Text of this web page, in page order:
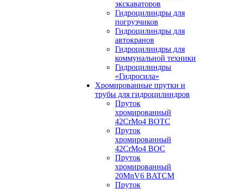
экскаваторов
Гидроцилиндры для
погрузчиков
Гидроцилиндры для
автокранов
Гидроцилиндры для
коммунальной техники
Гидроцилиндры
«Гидросила»
Хромированные прутки и
трубы для гидроцилиндров
Пруток
хромированный
42CrMo4 BOTC
Пруток
хромированный
42CrMo4 BOC
Пруток
хромированный
20MnV6 BATCM
Пруток